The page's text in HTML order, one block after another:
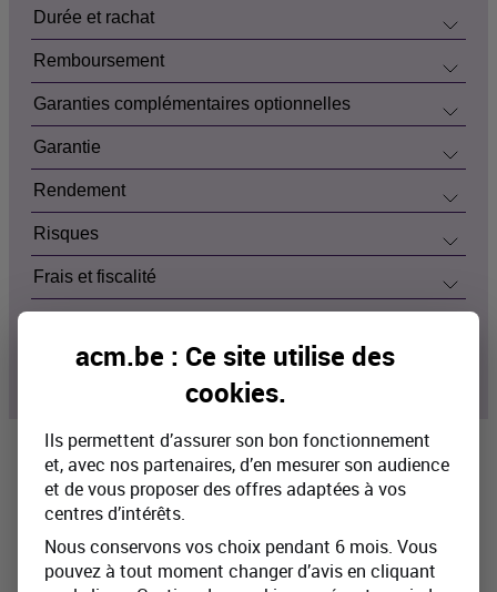
Durée et rachat
Remboursement
Garanties complémentaires optionnelles
Garantie
Rendement
Risques
Frais et fiscalité
Intermédiaire en assurances
Intéressé(e) par notre produit
d’assurance ?
Rendez-vous sur le site web de notre
acm.be : Ce site utilise des
cookies.
Ils permettent d’assurer son bon fonctionnement
et, avec nos partenaires, d’en mesurer son audience
et de vous proposer des offres adaptées à vos
centres d’intérêts.
Nous conservons vos choix pendant 6 mois. Vous
pouvez à tout moment changer d’avis en cliquant